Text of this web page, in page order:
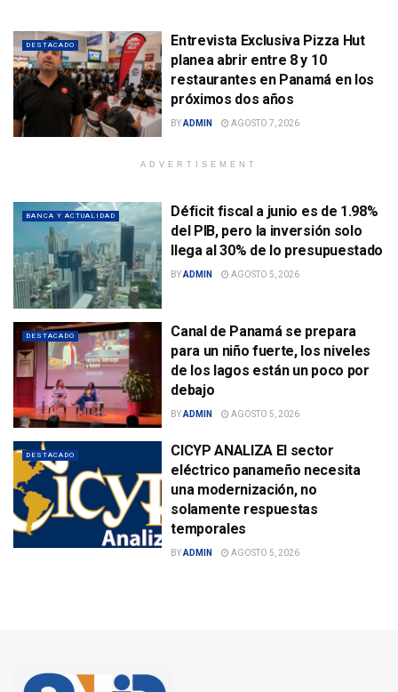
DESTACADO
Entrevista Exclusiva Pizza Hut
planea abrir entre 8 y 10
restaurantes en Panamá en los
próximos dos años
BYADMIN AGOSTO 7, 2026
ADVERTISEMENT
BANCA Y ACTUALIDAD
Déficit fiscal a junio es de 1.98%
del PIB, pero la inversión solo
llega al 30% de lo presupuestado
BYADMIN AGOSTO 5, 2026
DESTACADO
Canal de Panamá se prepara
para un niño fuerte, los niveles
de los lagos están un poco por
debajo
BYADMIN AGOSTO 5, 2026
DESTACADO
CICYP ANALIZA El sector
eléctrico panameño necesita
una modernización, no
solamente respuestas
temporales
BYADMIN AGOSTO 5, 2026